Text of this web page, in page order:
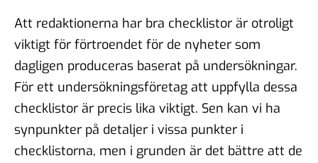
Att redaktionerna har bra checklistor är otroligt
viktigt för förtroendet för de nyheter som
dagligen produceras baserat på undersökningar.
För ett undersökningsföretag att uppfylla dessa
checklistor är precis lika viktigt. Sen kan vi ha
synpunkter på detaljer i vissa punkter i
checklistorna, men i grunden är det bättre att de